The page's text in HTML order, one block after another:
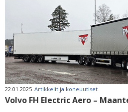
22.01.2025 Artikkelit ja koneuutiset
Volvo FH Electric Aero –